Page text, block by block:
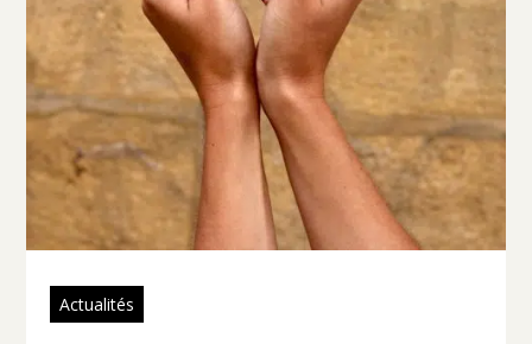
Actualités